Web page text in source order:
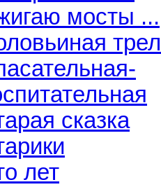
мосты ...
сказка
лет